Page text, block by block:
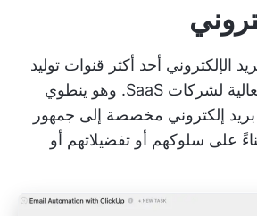
الإلكتروني أحد أكثر قنوات توليد
العملاء المحتملين فعالية لشركات SaaS. وهو ينطوي
إلكتروني مخصصة إلى جمهور
على سلوكهم أو تفضيلاتهم أو